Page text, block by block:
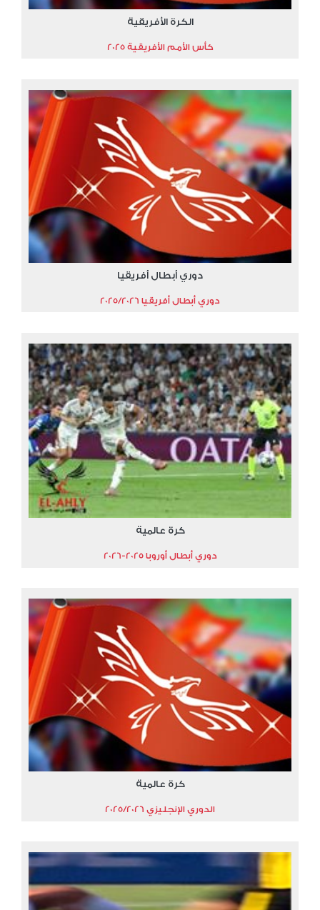
الكرة الأفريقية
كأس الأمم الأفريقية 2025
دوري أبطال أفريقيا
دوري أبطال أفريقيا 2025/2026
كرة عالمية
دوري أبطال أوروبا 2025-2026
كرة عالمية
الدوري الإنجليزي 2025/2026